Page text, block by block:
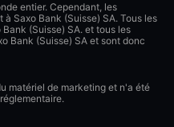
entier. Cependant, les
Saxo Bank (Suisse) SA. Tous les
(Suisse) SA. et tous les
Bank (Suisse) SA et sont donc
matériel de marketing et n'a été